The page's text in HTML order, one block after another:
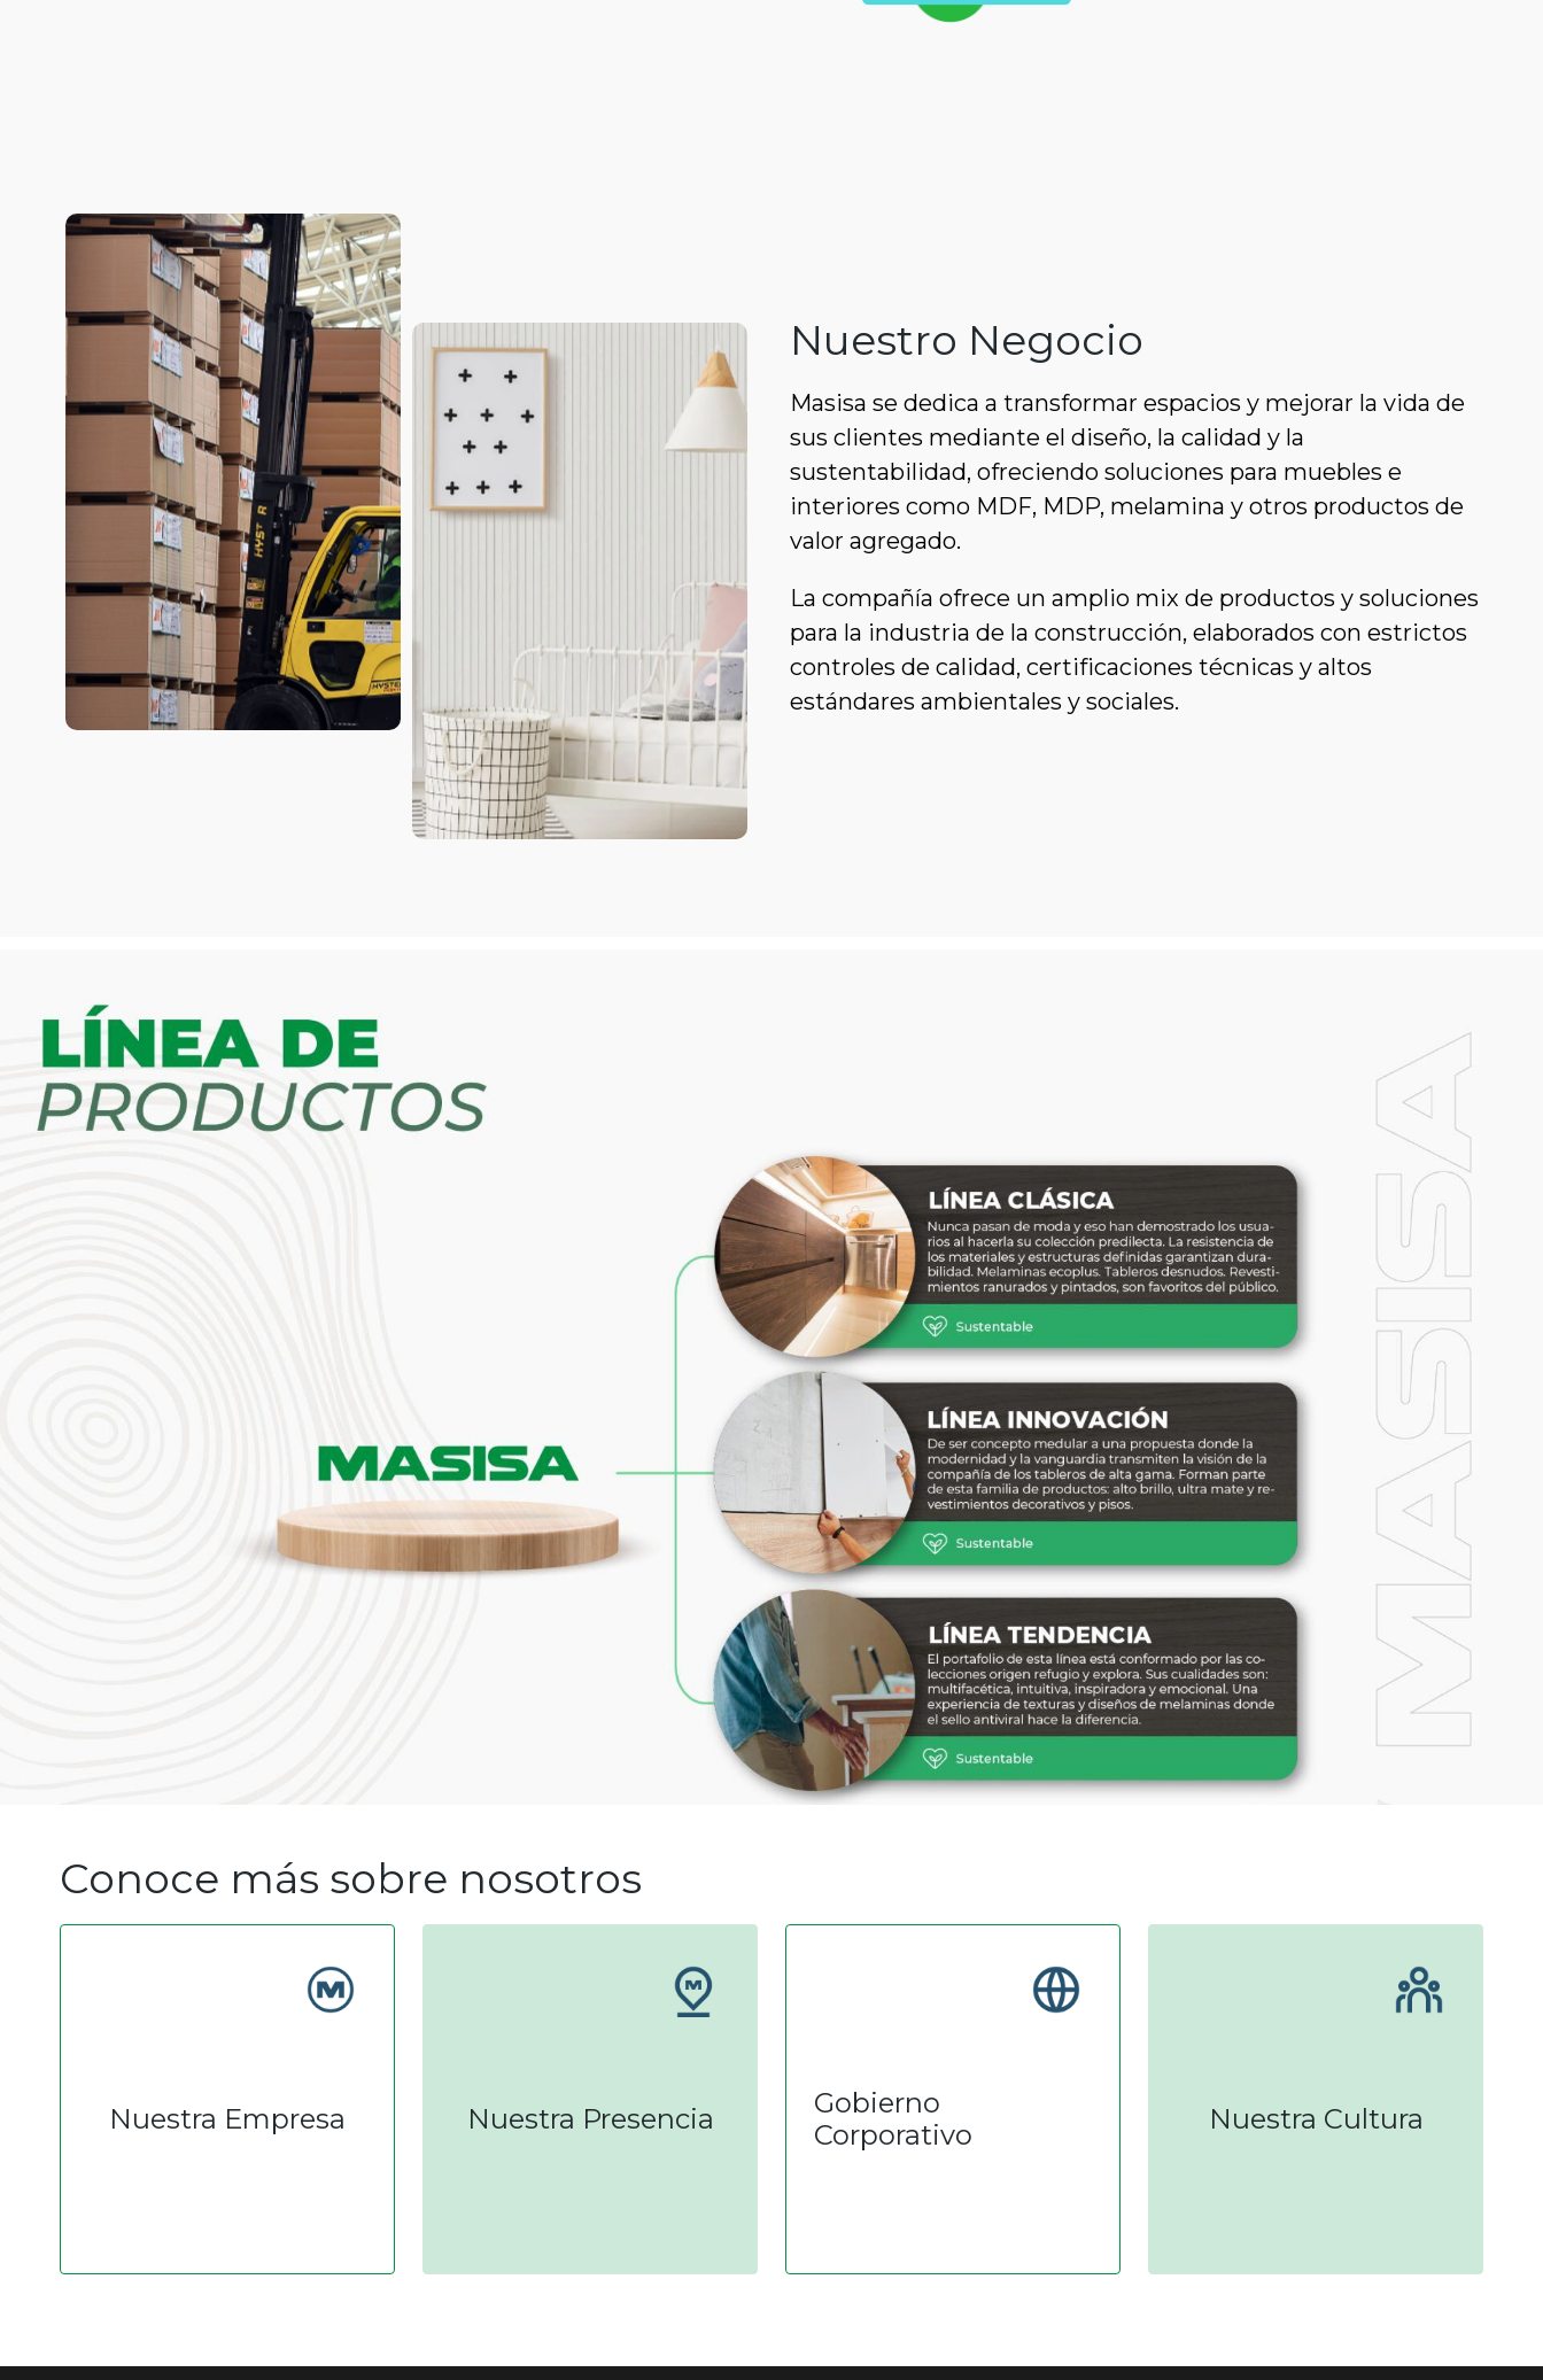
Nuestro Negocio
Masisa se dedica a transformar espacios y mejorar la vida de
sus clientes mediante el diseño, la calidad y la
sustentabilidad, ofreciendo soluciones para muebles e
interiores como MDF, MDP, melamina y otros productos de
valor agregado.
La compañía ofrece un amplio mix de productos y soluciones
para la industria de la construcción, elaborados con estrictos
controles de calidad, certificaciones técnicas y altos
estándares ambientales y sociales.
Conoce más sobre nosotros
Nuestra Empresa Nuestra Presencia
Gobierno
Corporativo
Nuestra Cultura